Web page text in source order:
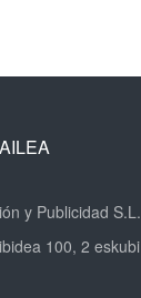
y Publicidad S.L.
100, 2 eskubi